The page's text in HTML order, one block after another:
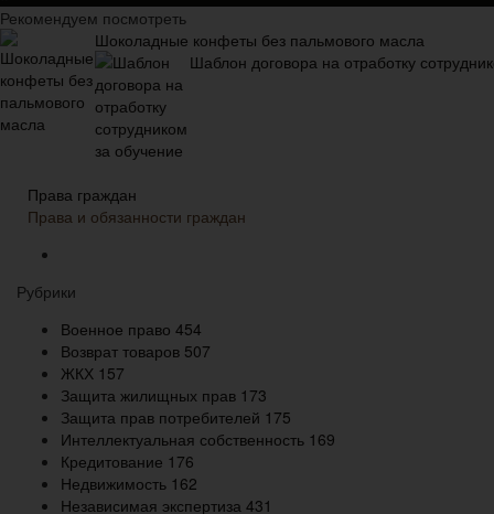
Рекомендуем посмотреть
Шоколадные конфеты без пальмового масла
Шаблон договора на отработку
Права граждан
Права и обязанности граждан
Рубрики
Военное право 454
Возврат товаров 507
ЖКХ 157
Защита жилищных прав 173
Защита прав потребителей 175
Интеллектуальная собственность 169
Кредитование 176
Недвижимость 162
Независимая экспертиза 431